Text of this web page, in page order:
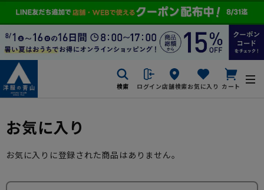
検索 ログイン店舗検索お気に入り カート
お気に入り
お気に入りに登録された商品はありません。